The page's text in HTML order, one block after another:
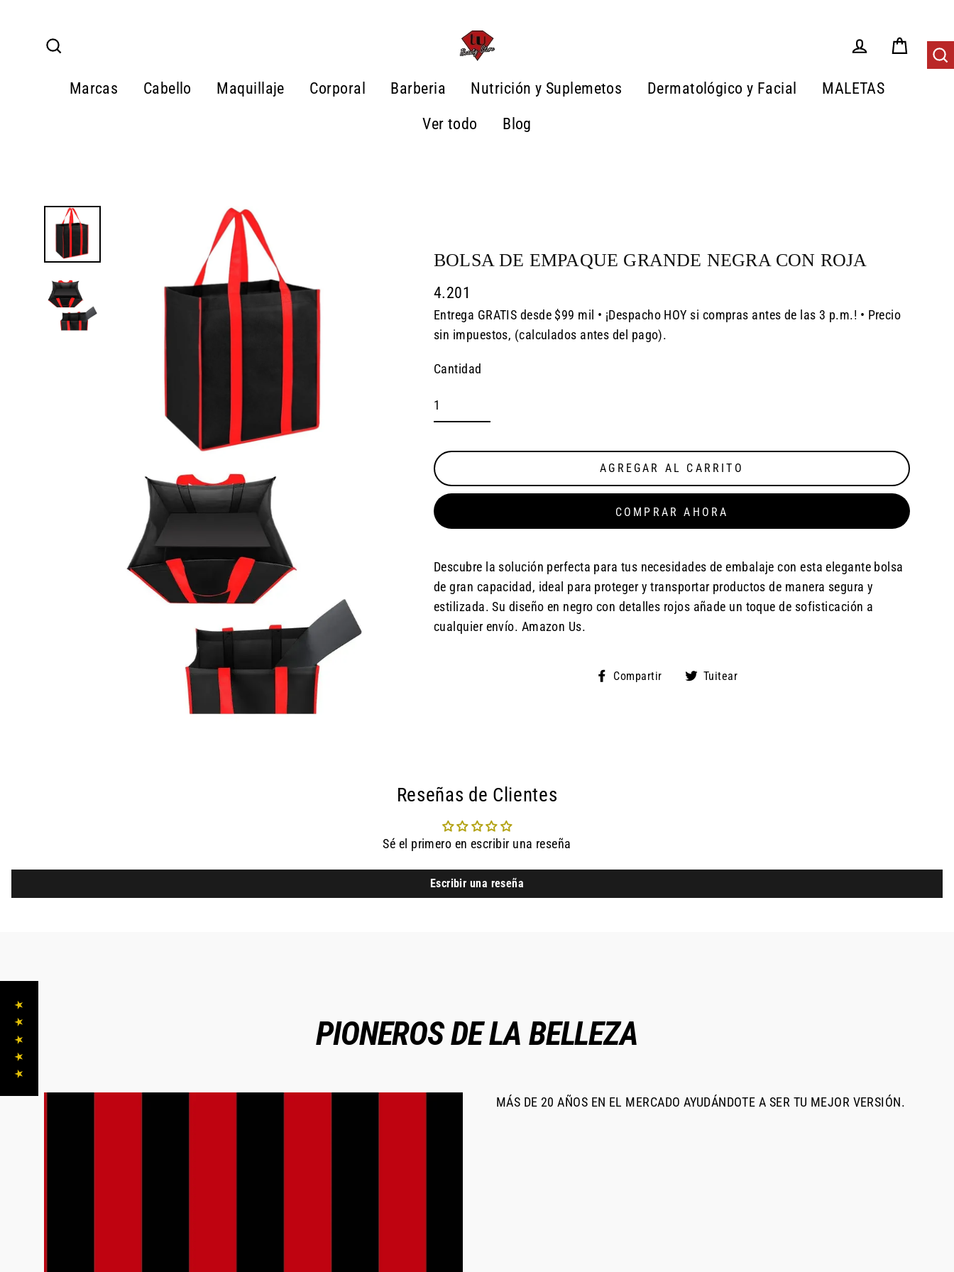
Tus Pedidos
Carrito
Marcas
Cabello Maquillaje Corporal Barberia Nutrición y Suplemetos Dermatológico y Facial
MALETAS
Ver todo
Blog
BOLSA DE EMPAQUE GRANDE NEGRA CON ROJA
Precio
habitual
4.201
Entrega GRATIS desde $99 mil • ¡Despacho HOY si compras antes de las 3 p.m.! • Precio
sin impuestos, (calculados antes del pago).
Cantidad
AGREGAR AL CARRITO
COMPRAR AHORA
Descubre la solución perfecta para tus necesidades de embalaje con esta elegante bolsa
de gran capacidad, ideal para proteger y transportar productos de manera segura y
estilizada. Su diseño en negro con detalles rojos añade un toque de sofisticación a
cualquier envío. Amazon Us.
Compartir
CompartirTuitear
Reseñas de Clientes
Sé el primero en escribir una reseña
Escribir una reseña
PIONEROS DE LA BELLEZA
MÁS DE 20 AÑOS EN EL MERCADO AYUDÁNDOTE A SER TU MEJOR VERSIÓN.
★ ★ ★ ★ ★